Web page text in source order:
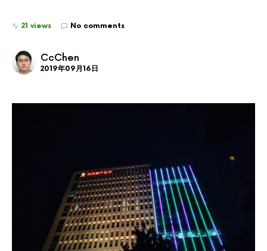
21 views No comments
CcChen
2019年09月16日